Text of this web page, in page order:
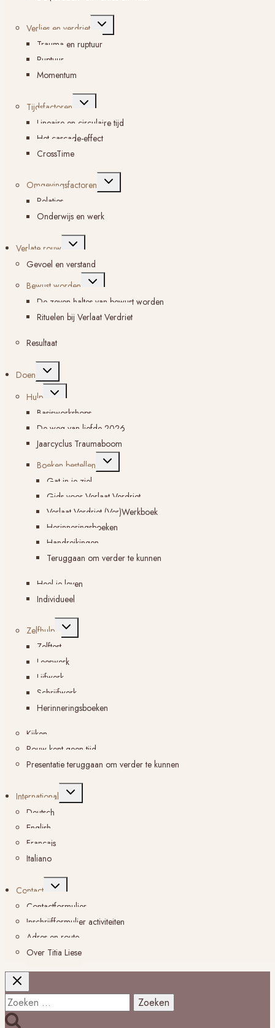
Verlies en verdriet
Toggle
Trauma en ruptuur
Ruptuur
Momentum
Tijdsfactoren
Toggle
submenu
Lineaire en circulaire tijd
Het cascade-effect
CrossTime
Omgevingsfactoren
Toggle
submenu
Relaties
Onderwijs en werk
Verlate rouw
Toggle
submenu
Gevoel en verstand
Bewust worden
Toggle
submenu
De zeven haltes van bewust worden
Rituelen bij Verlaat Verdriet
Resultaat
Doen
Toggle
Hulp
Toggle
submenu
Basisworkshops
De weg van liefde 2026
Jaarcyclus Traumaboom
Boeken bestellen
Toggle
Gat in je ziel
Gids voor Verlaat Verdriet
Verlaat Verdriet (Ver)Werkboek
Herinneringsboeken
Handreikingen
Teruggaan om verder te kunnen
Heel je leven
Individueel
Zelfhulp
Toggle
submenu
Zelftest
Leeswerk
Lijfwerk
Schrijfwerk
Herinneringsboeken
Kijken
Rouw kent geen tijd
Presentatie teruggaan om verder te kunnen
International
Toggle
Deutsch
English
Français
Italiano
Contact
Toggle
submenu
Contactformulier
Inschrijfformulier activiteiten
Adres en route
Over Titia Liese
Zoeken
naar: